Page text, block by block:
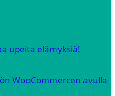
upeita elämyksiä!
WooCommercen avulla